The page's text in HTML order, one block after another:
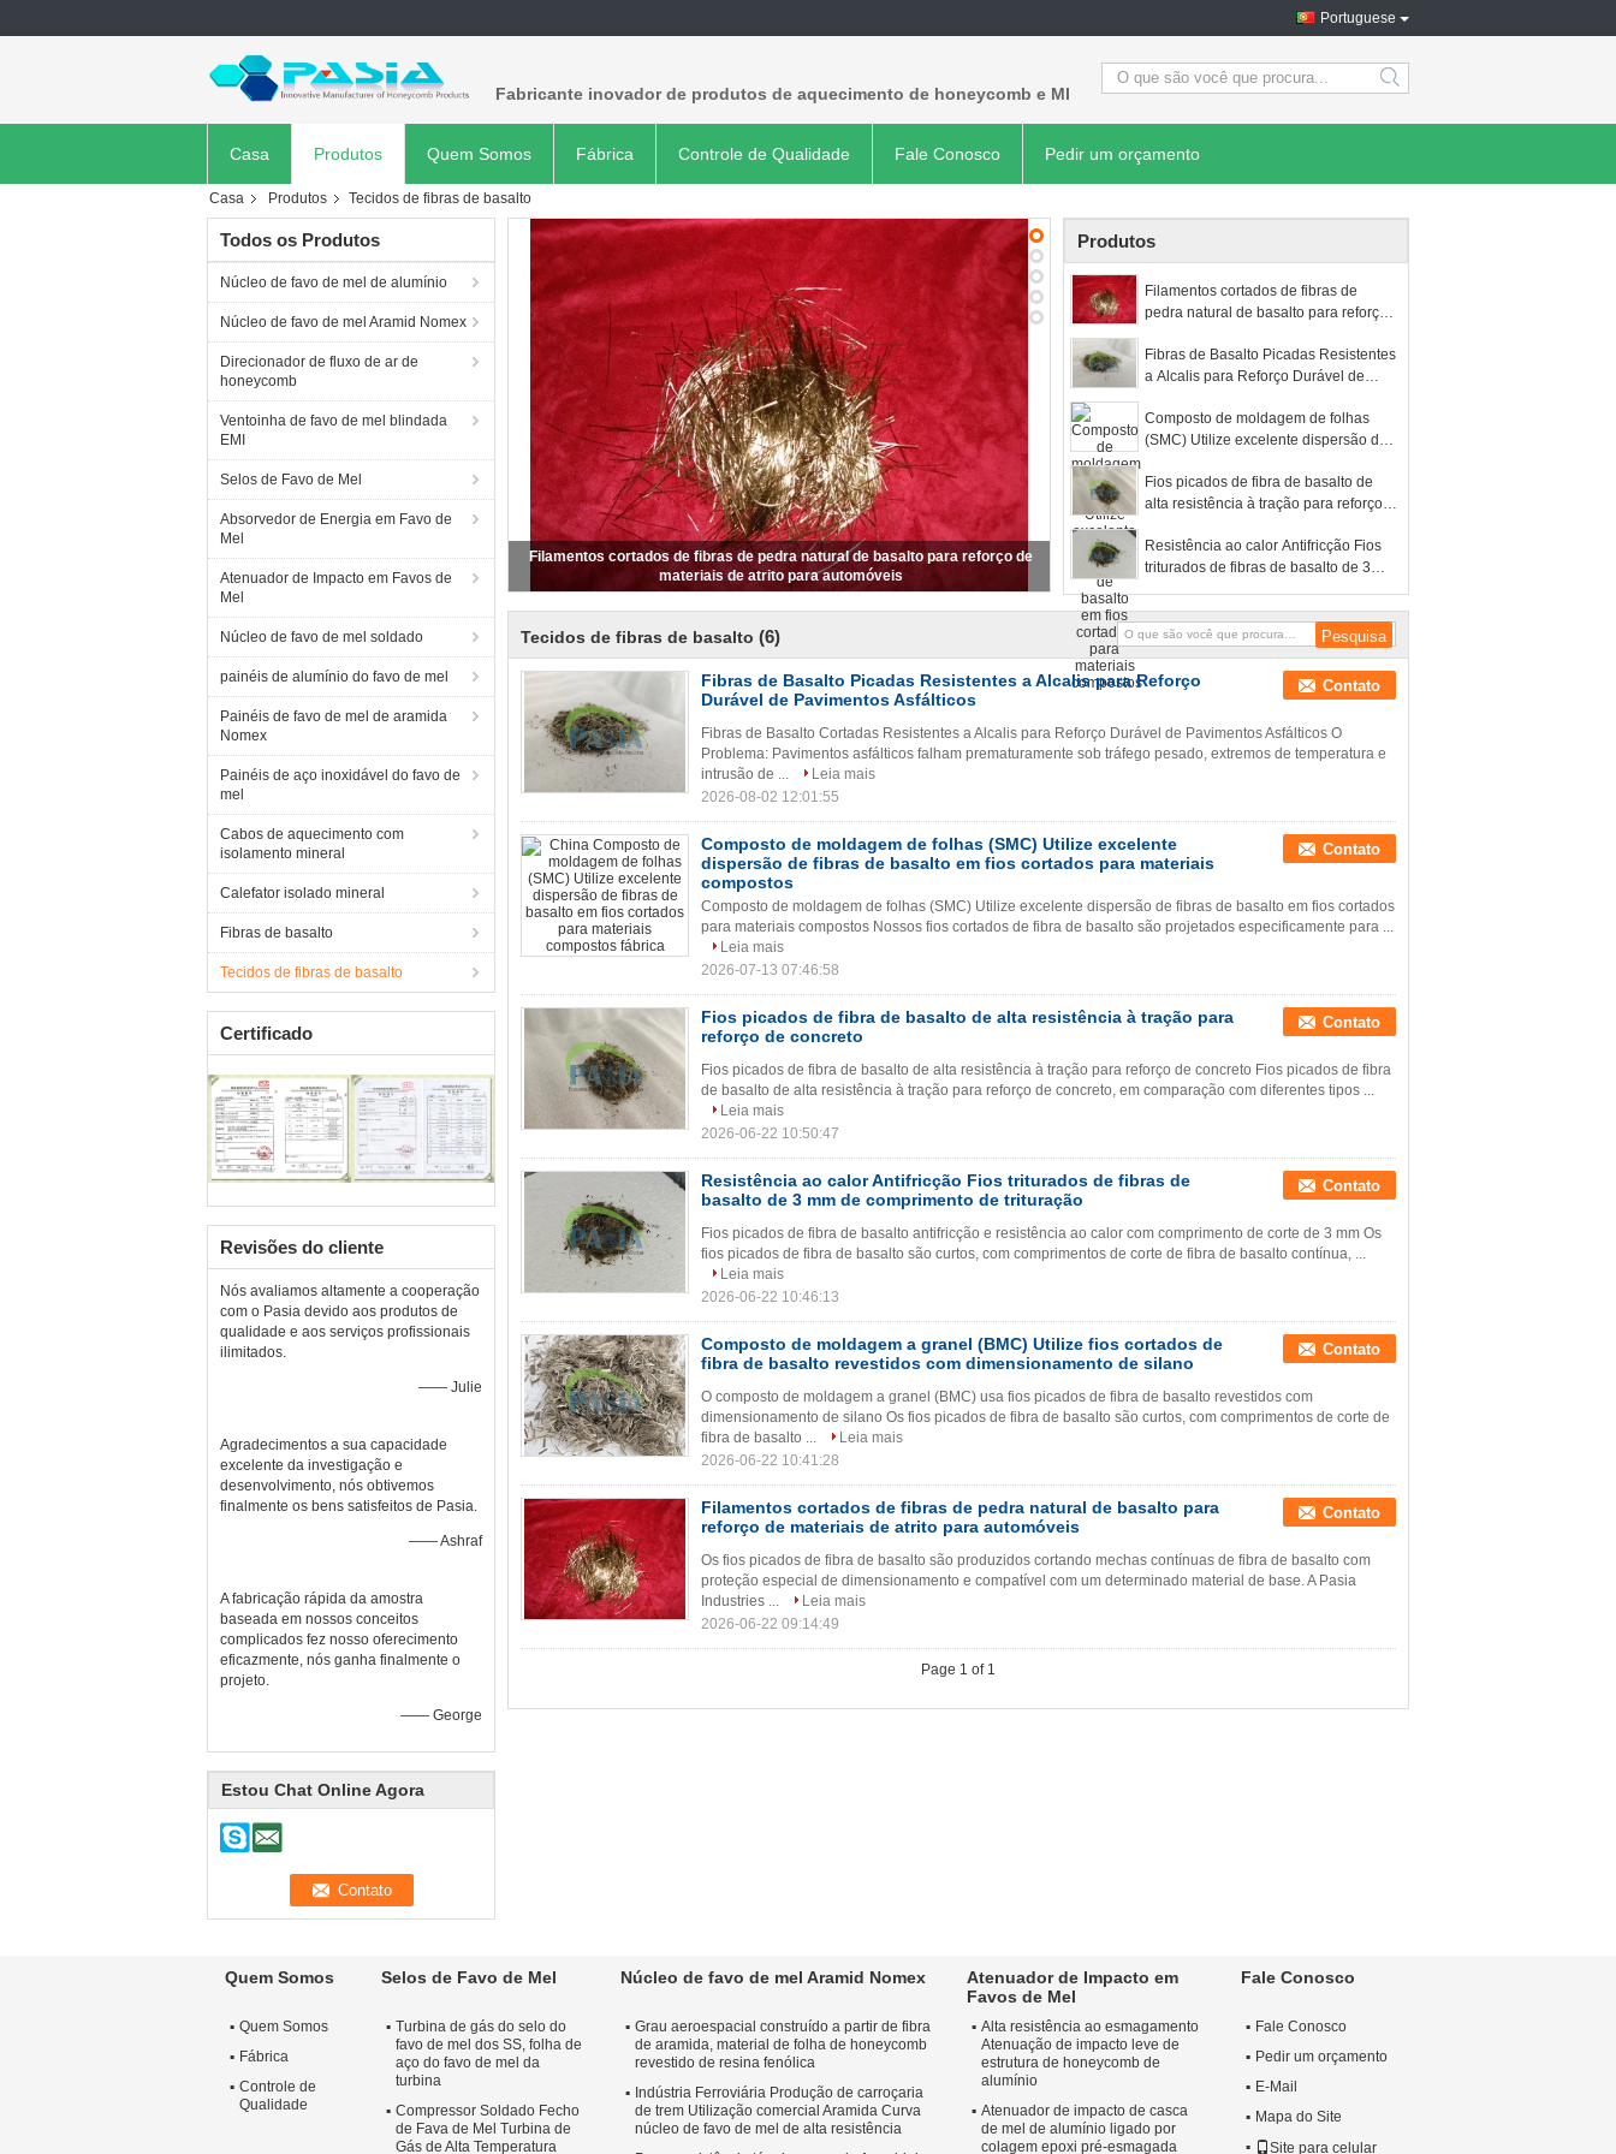
Portuguese
Fabricante inovador de produtos de aquecimento de honeycomb e MI search
Casa Produtos Quem Somos Fábrica Controle de Qualidade Fale Conosco Pedir um orçamento
Casa Produtos Tecidos de fibras de basalto
Todos os Produtos
Núcleo de favo de mel de alumínio
Núcleo de favo de mel Aramid Nomex
Direcionador de fluxo de ar de
honeycomb
Ventoinha de favo de mel blindada
EMI
Selos de Favo de Mel
Absorvedor de Energia em Favo de
Mel
Atenuador de Impacto em Favos de
Mel
Núcleo de favo de mel soldado
painéis de alumínio do favo de mel
Painéis de favo de mel de aramida
Nomex
Painéis de aço inoxidável do favo de
mel
Cabos de aquecimento com
isolamento mineral
Calefator isolado mineral
Fibras de basalto
Tecidos de fibras de basalto
Certificado
Revisões do cliente
Nós avaliamos altamente a cooperação
com o Pasia devido aos produtos de
qualidade e aos serviços profissionais
ilimitados.
—— Julie
Agradecimentos a sua capacidade
excelente da investigação e
desenvolvimento, nós obtivemos
finalmente os bens satisfeitos de Pasia.
—— Ashraf
A fabricação rápida da amostra
baseada em nossos conceitos
complicados fez nosso oferecimento
eficazmente, nós ganha finalmente o
projeto.
—— George
Estou Chat Online Agora
Filamentos cortados de fibras de pedra natural de basalto para reforço de
materiais de atrito para automóveis
Produtos
Filamentos cortados de fibras de
pedra natural de basalto para reforço
Fibras de Basalto Picadas Resistentes
a Alcalis para Reforço Durável de
Composto de moldagem de folhas
(SMC) Utilize excelente dispersão de
materiais compostos
Fios picados de fibra de basalto de
alta resistência à tração para reforço
Resistência ao calor Antifricção Fios
triturados de fibras de basalto de 3
Tecidos de fibras de basalto (6)
Fibras de Basalto Picadas Resistentes a Alcalis para Reforço
Durável de Pavimentos Asfálticos
Contato
Fibras de Basalto Cortadas Resistentes a Alcalis para Reforço Durável de Pavimentos Asfálticos O
Problema: Pavimentos asfálticos falham prematuramente sob tráfego pesado, extremos de temperatura e
intrusão de ...
Leia mais
2026-08-02 12:01:55
Composto de moldagem de folhas (SMC) Utilize excelente
dispersão de fibras de basalto em fios cortados para materiais
compostos
Contato
Composto de moldagem de folhas (SMC) Utilize excelente dispersão de fibras de basalto em fios cortados
para materiais compostos Nossos fios cortados de fibra de basalto são projetados especificamente para ...
Leia mais
2026-07-13 07:46:58
Fios picados de fibra de basalto de alta resistência à tração para
reforço de concreto
Contato
Fios picados de fibra de basalto de alta resistência à tração para reforço de concreto Fios picados de fibra
de basalto de alta resistência à tração para reforço de concreto, em comparação com diferentes tipos ...
Leia mais
2026-06-22 10:50:47
Resistência ao calor Antifricção Fios triturados de fibras de
basalto de 3 mm de comprimento de trituração
Contato
Fios picados de fibra de basalto antifricção e resistência ao calor com comprimento de corte de 3 mm Os
fios picados de fibra de basalto são curtos, com comprimentos de corte de fibra de basalto contínua, ...
Leia mais
2026-06-22 10:46:13
Composto de moldagem a granel (BMC) Utilize fios cortados de
fibra de basalto revestidos com dimensionamento de silano
Contato
O composto de moldagem a granel (BMC) usa fios picados de fibra de basalto revestidos com
dimensionamento de silano Os fios picados de fibra de basalto são curtos, com comprimentos de corte de
fibra de basalto ...
Leia mais
2026-06-22 10:41:28
Filamentos cortados de fibras de pedra natural de basalto para
reforço de materiais de atrito para automóveis
Contato
Os fios picados de fibra de basalto são produzidos cortando mechas contínuas de fibra de basalto com
proteção especial de dimensionamento e compatível com um determinado material de base. A Pasia
Industries ...
Leia mais
2026-06-22 09:14:49
Page 1 of 1
Quem Somos
Quem Somos
Fábrica
Controle de
Qualidade
Selos de Favo de Mel
Turbina de gás do selo do
favo de mel dos SS, folha de
aço do favo de mel da
turbina
Compressor Soldado Fecho
de Fava de Mel Turbina de
Gás de Alta Temperatura
Núcleo de favo de mel Aramid Nomex
Grau aeroespacial construído a partir de fibra
de aramida, material de folha de honeycomb
revestido de resina fenólica
Indústria Ferroviária Produção de carroçaria
de trem Utilização comercial Aramida Curva
núcleo de favo de mel de alta resistência
Atenuador de Impacto em
Favos de Mel
Alta resistência ao esmagamento
Atenuação de impacto leve de
estrutura de honeycomb de
alumínio
Atenuador de impacto de casca
de mel de alumínio ligado por
colagem epoxi pré-esmagada
Fale Conosco
Fale Conosco
Pedir um orçamento
E-Mail
Mapa do Site
Site para celular